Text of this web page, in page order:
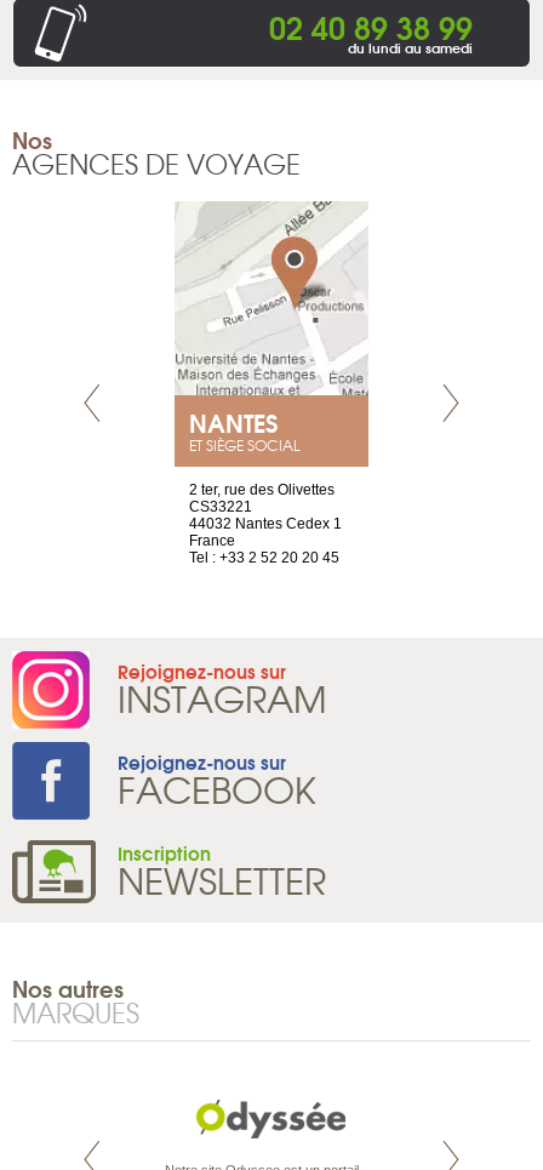
02 40 89 38 99
du lundi au samedi
Nos
AGENCES DE VOYAGE
NANTES
ET SIÈGE SOCIAL
2 ter, rue des Olivettes
CS33221
44032 Nantes Cedex 1
France
Tel : +33 2 52 20 20 45
Rejoignez-nous sur
INSTAGRAM
Rejoignez-nous sur
FACEBOOK
Inscription
NEWSLETTER
Nos autres
MARQUES